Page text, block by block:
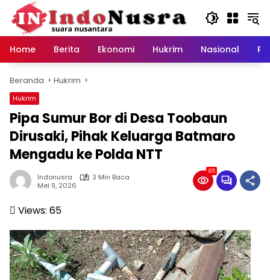
Langsung
konten
Home
Berita Ekonomi Hukrim Nasional
Beranda Hukrim
Hukrim
Pipa Sumur Bor di Desa Toobaun
Dirusaki, Pihak Keluarga Batmaro
Mengadu ke Polda NTT
Indonusra
3 Min Baca
Mei 9, 2026
65
Views: 65